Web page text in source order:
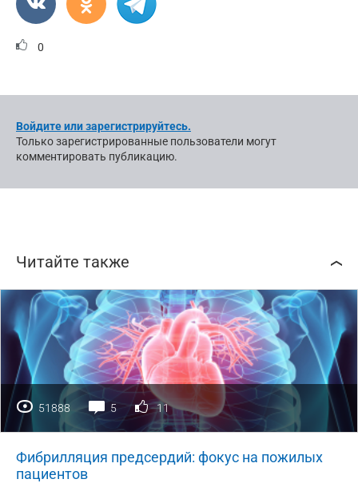
0
Войдите или зарегистрируйтесь.
Только зарегистрированные пользователи могут
комментировать публикацию.
Читайте также
51888 5 11
Фибрилляция предсердий: фокус на пожилых
пациентов